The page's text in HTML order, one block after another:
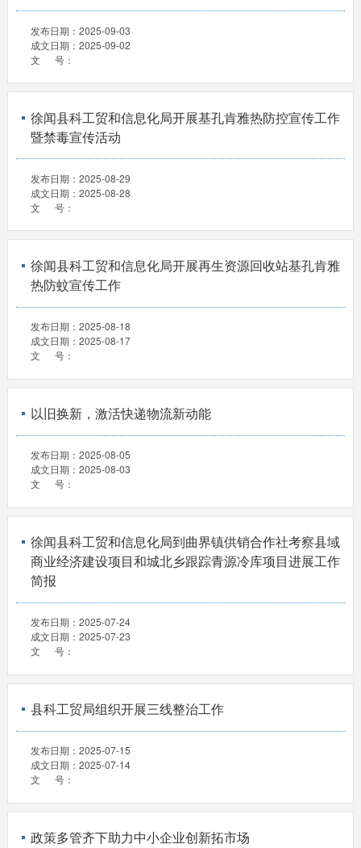
发布日期： 2025-09-03
成文日期： 2025-09-02
文 号：
徐闻县科工贸和信息化局开展基孔肯雅热防控宣传工作
暨禁毒宣传活动
发布日期： 2025-08-29
成文日期： 2025-08-28
文 号：
徐闻县科工贸和信息化局开展再生资源回收站基孔肯雅
热防蚊宣传工作
发布日期： 2025-08-18
成文日期： 2025-08-17
文 号：
以旧换新，激活快递物流新动能
发布日期： 2025-08-05
成文日期： 2025-08-03
文 号：
徐闻县科工贸和信息化局到曲界镇供销合作社考察县域
商业经济建设项目和城北乡跟踪青源冷库项目进展工作
简报
发布日期： 2025-07-24
成文日期： 2025-07-23
文 号：
县科工贸局组织开展三线整治工作
发布日期： 2025-07-15
成文日期： 2025-07-14
文 号：
政策多管齐下助力中小企业创新拓市场